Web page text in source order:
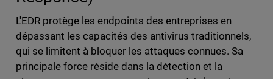
L'EDR protège les endpoints des entreprises en
dépassant les capacités des antivirus traditionnels,
qui se limitent à bloquer les attaques connues. Sa
principale force réside dans la détection et la